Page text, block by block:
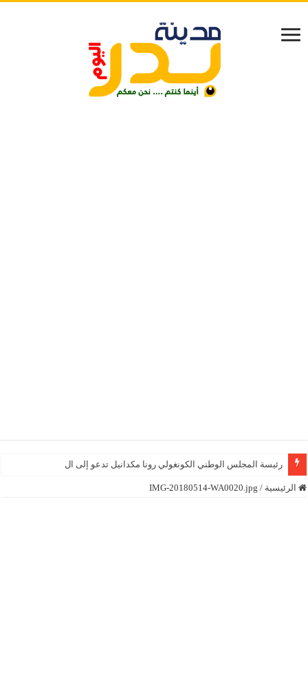
رئيسة المجلس الوطني الكونغولي رونا مكدانيل تدعو إلى التحلي بالصبر
الرئيسية /
IMG-20180514-WA0020.jpg